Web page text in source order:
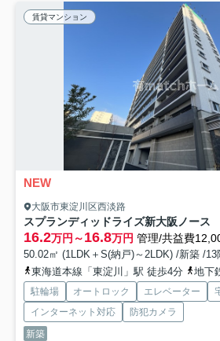
賃貸マンション
NEW
大阪市東淀川区西淡路
スプランディッドライズ新大阪ノース
16.2万円～16.8万円 管理/共益費
50.02㎡ (1LDK＋S(納戸)～2LDK) /新築 /13
東海道本線「東淀川」駅 徒歩4分
地下鉄
駐輪場 オートロック エレベーター
インターネット対応
防犯カメラ
新築